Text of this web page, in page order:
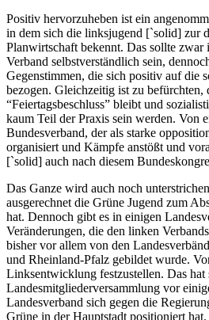
Positiv hervorzuheben ist ein
in dem sich die linksjugend [`solid] zur
Planwirtschaft bekennt. Das sollte zwar
Verband selbstverständlich sein,
Gegenstimmen, die sich positiv auf die
bezogen. Gleichzeitig ist zu befürchten,
“Feiertagsbeschluss” bleibt und
kaum Teil der Praxis sein werden. Von
Bundesverband, der als starke
organisiert und Kämpfe anstößt und
[`solid] auch nach diesem
Das Ganze wird auch noch
ausgerechnet die Grüne Jugend zum
hat. Dennoch gibt es in einigen
Veränderungen, die den linken
bisher vor allem von den
und Rheinland-Pfalz gebildet wurde.
Linksentwicklung festzustellen. Das hat
Landesmitgliederversammlung vor
Landesverband sich gegen die
Grüne in der Hauptstadt positioniert